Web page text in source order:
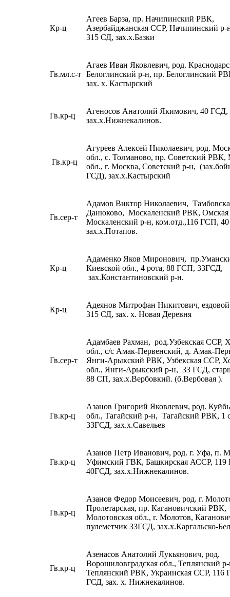
Кр-ц
Агеев Барза, пр. Начипинский РВК,
Азербайджанская ССР, Начипинский
315 СД, зах.х.Базки
Гв.мл.с-т
Агаев Иван Яковлевич, род.
Белоглинский р-н, пр. Белоглинский
зах. х. Кастырский
Гв.кр-ц
Агеносов Анатолий Якимович, 40 ГСД,
зах.х.Нижнекалинов.
Гв.кр-ц
Агуреев Алексей Николаевич, род.
обл., с. Толманово, пр. Советский РВК,
обл., г. Москва, Советский р-н,
ГСД), зах.х.Кастырский
Гв.сер-т
Адамов Виктор Николаевич,
Данюково, Москаленский РВК, Омская
Москаленский р-н, ком.отд.,116 ГСП,
зах.х.Потапов.
Кр-ц
Адаменко Яков Миронович,
Киевской обл., 4 рота, 88 ГСП, 33ГСД,
зах.Константиновский р-н.
Кр-ц
Адеянов Митрофан Никитович,
315 СД, зах. х. Новая Деревня
Гв.сер-т
Адамбаев Рахман, род.Узбекская ССР,
обл., с/с Амак-Первенский, д. Амак-
Янги-Арыкский РВК, Узбекская ССР,
обл., Янги-Арыкский р-н, 33 ГСД,
88 СП, зах.х.Вербовкий. (б.Вербовая ).
Гв.кр-ц
Азанов Григорий Яковлевич, род.
обл., Тагайский р-н, Тагайский РВК, 1
33ГСД, зах.х.Савельев
Гв.кр-ц
Азанов Петр Иванович, род. г. Уфа, п.
Уфимский ГВК, Башкирская АССР,
40ГСД, зах.х.Нижнекалинов.
Гв.кр-ц
Азанов Федор Моисеевич, род. г.
Пролетарская, пр. Кагановичский РВК,
Молотовская обл., г. Молотов,
пулеметчик 33ГСД, зах.х.Каргальско-
Гв.кр-ц
Азенасов Анатолий Лукьянович, род.
Ворошиловградская обл., Теплянский
Теплянский РВК, Украинская ССР, 116
ГСД, зах. х. Нижнекалинов.